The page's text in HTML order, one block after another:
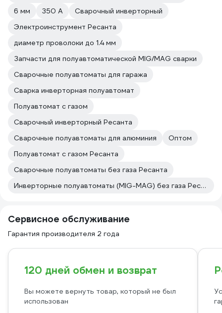
6 мм
350 А
Сварочный инверторный
Электроинструмент Ресанта
диаметр проволоки до 1.4 мм
Запчасти для полуавтоматической MIG/MAG сварки
Сварочные полуавтоматы для гаража
Сварка инверторная полуавтомат
Полуавтомат с газом
Сварочный инверторный Ресанта
Сварочные полуавтоматы для алюминия
Оптом
Полуавтомат с газом Ресанта
Сварочные полуавтоматы без газа Ресанта
Инверторные полуавтоматы (MIG-MAG) без газа Ресанта
Сервисное обслуживание
Гарантия производителя 2 года
120 дней обмен и возврат
Вы можете вернуть товар, который не был
использован